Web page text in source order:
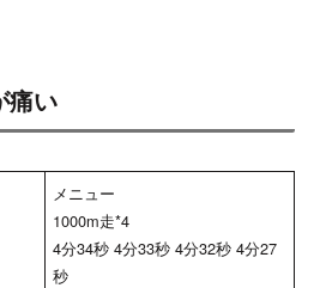
い
メニュー
1000m走*4
4分34秒 4分33秒 4分32秒 4分27
秒